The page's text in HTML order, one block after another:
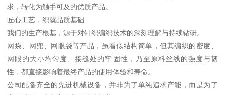
求，转化为触手可及的优质产品。
匠心工艺，织就品质基础
我们的生产根基，源于对针织编织技术的深刻理解与持续钻研。
网袋、网兜、网眼袋等产品，虽看似结构简单，但其编织的密度、
网眼的大小均匀度、接缝处的牢固性，乃至原料丝线的强度与韧
性，都直接影响着最终产品的使用体验和寿命。
公司配备齐全的先进机械设备，并非为了单纯追求产能，而是为了